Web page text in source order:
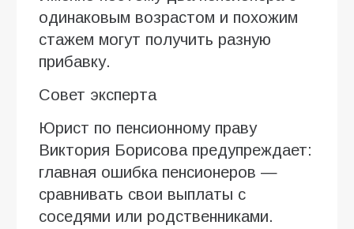
одинаковым возрастом и похожим
стажем могут получить разную
прибавку.
Совет эксперта
Юрист по пенсионному праву
Виктория Борисова предупреждает:
главная ошибка пенсионеров —
сравнивать свои выплаты с
соседями или родственниками.